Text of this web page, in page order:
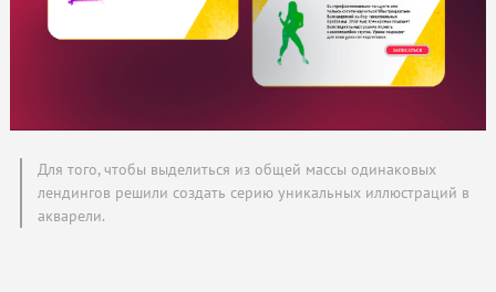
Для того, чтобы выделиться из общей массы одинаковых
лендингов решили создать серию уникальных иллюстраций в
акварели.